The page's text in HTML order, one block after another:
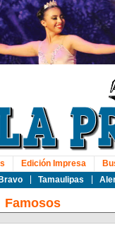
Tamaulipas
Edición Impresa
Famosos